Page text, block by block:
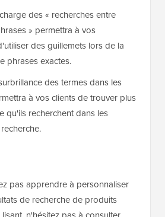
des « recherches entre
» permettra à vos
des guillemets lors de la
phrases exactes.
des termes dans les
à vos clients de trouver plus
qu'ils recherchent dans les
pas apprendre à personnaliser
de recherche de produits